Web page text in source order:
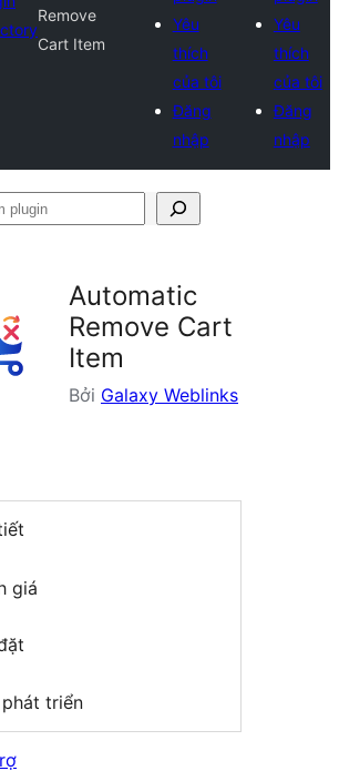
Remove
Cart Item
Yêu
thích
của tôi
Đăng
nhập
Yêu
thích
của tôi
Đăng
nhập
Automatic
Remove Cart
Item
Bởi Galaxy Weblinks
giá
phát triển